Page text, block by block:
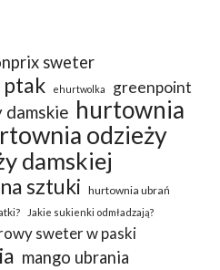
sweter
ptak ehurtwolka
greenpoint
damskie hurtownia
odzieży
damskiej
sztuki hurtownia ubrań
Jakie sukienki odmładzają?
sweter w paski
mango ubrania